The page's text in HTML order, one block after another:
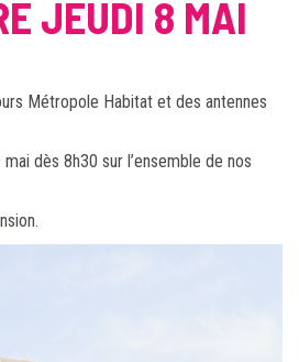
JEUDI 8 MAI
Métropole Habitat et des antennes
dès 8h30 sur l’ensemble de nos